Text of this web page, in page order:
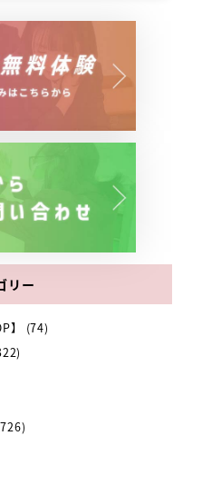
リー
】
(74)